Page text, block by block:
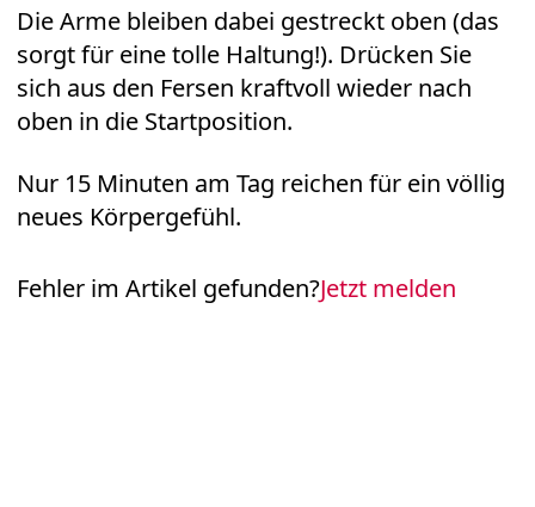
Die Arme bleiben dabei gestreckt oben (das
sorgt für eine tolle Haltung!). Drücken Sie
sich aus den Fersen kraftvoll wieder nach
oben in die Startposition.
Nur 15 Minuten am Tag reichen für ein völlig
neues Körpergefühl.
Fehler im Artikel gefunden?Jetzt melden